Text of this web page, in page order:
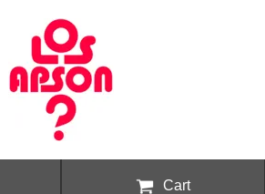
Cart